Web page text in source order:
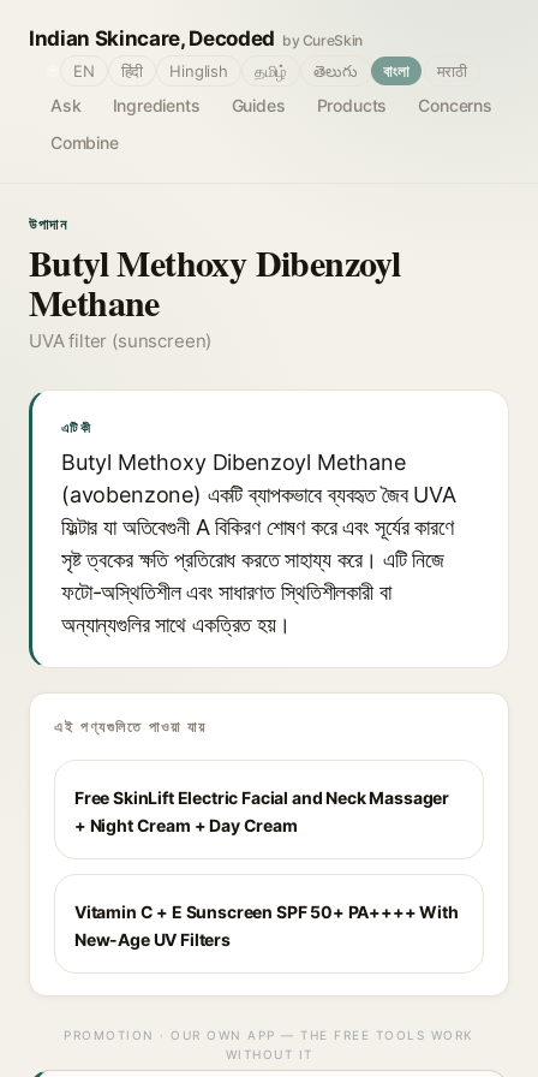
Indian Skincare, Decoded by CureSkin
Ask Ingredients Guides Products
Concerns
Combine
EN हिंदी Hinglish தமிழ் తెలుగు বাংলা मराठी
উপাদান
Butyl Methoxy Dibenzoyl
Methane
UVA filter (sunscreen)
এটি কী
Butyl Methoxy Dibenzoyl Methane
(avobenzone) একটি ব্যাপকভাবে ব্যবহৃত জৈব UVA
ফিল্টার যা অতিবেগুনী A বিকিরণ শোষণ করে এবং সূর্যের কারণে
সৃষ্ট ত্বকের ক্ষতি প্রতিরোধ করতে সাহায্য করে। এটি নিজে
ফটো-অস্থিতিশীল এবং সাধারণত স্থিতিশীলকারী বা
অন্যান্যগুলির সাথে একত্রিত হয়।
এই পণ্যগুলিতে পাওয়া যায়
Free SkinLift Electric Facial and Neck Massager
+ Night Cream + Day Cream
Vitamin C + E Sunscreen SPF 50+ PA++++ With
New-Age UV Filters
PROMOTION · OUR OWN APP — THE FREE TOOLS WORK
WITHOUT IT